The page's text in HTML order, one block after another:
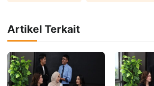
Artikel Terkait